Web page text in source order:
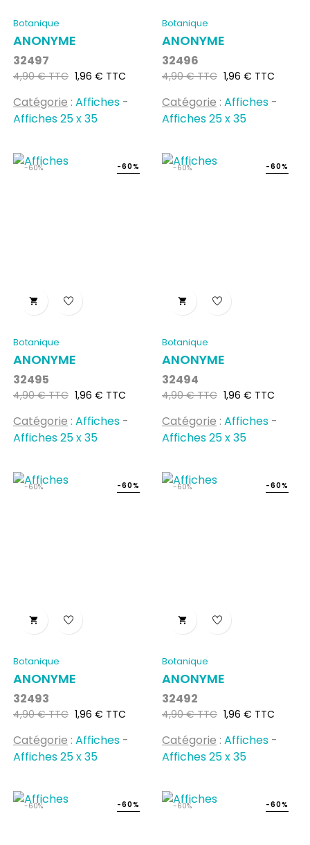
Botanique
ANONYME
32497
Prix
4,90 € TTC Prix
1,96 € TTC
Catégorie : Affiches -
Affiches 25 x 35
Botanique
ANONYME
32496
Prix
4,90 € TTC Prix
1,96 € TTC
Catégorie : Affiches -
Affiches 25 x 35
-60%

Botanique
ANONYME
32495
Prix
4,90 € TTC
-60%
Prix
1,96 € TTC
Catégorie : Affiches -
Affiches 25 x 35
-60%

Botanique
ANONYME
32494
Prix
4,90 € TTC
-60%
Prix
1,96 € TTC
Catégorie : Affiches -
Affiches 25 x 35
-60%

Botanique
ANONYME
32493
Prix
4,90 € TTC
-60%
Prix
1,96 € TTC
Catégorie : Affiches -
Affiches 25 x 35
-60%

Botanique
ANONYME
32492
Prix
4,90 € TTC
-60%
Prix
1,96 € TTC
Catégorie : Affiches -
Affiches 25 x 35
-60% -60% -60% -60%